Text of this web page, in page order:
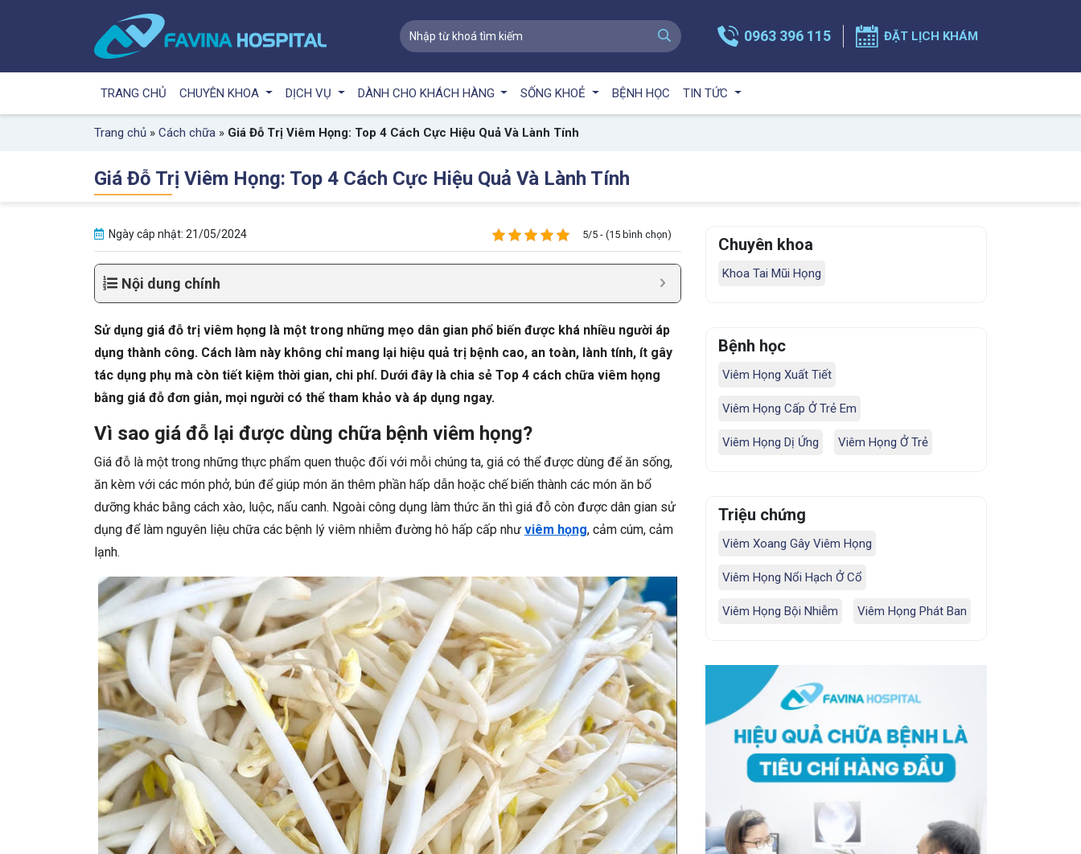
0963 396 115 ĐẶT LỊCH KHÁM
TRANG CHỦ CHUYÊN KHOA DỊCH VỤ DÀNH CHO KHÁCH HÀNG SỐNG KHOẺ BỆNH HỌC TIN TỨC
Trang chủ » Cách chữa » Giá Đỗ Trị Viêm Họng: Top 4 Cách Cực Hiệu Quả Và Lành Tính
Giá Đỗ Trị Viêm Họng: Top 4 Cách Cực Hiệu Quả Và Lành Tính
Ngày câp nhật: 21/05/2024 5/5 - (15 bình chọn)
Nội dung chính
Sử dụng giá đỗ trị viêm họng là một trong những mẹo dân gian phổ biến được khá nhiều người áp
dụng thành công. Cách làm này không chỉ mang lại hiệu quả trị bệnh cao, an toàn, lành tính, ít gây
tác dụng phụ mà còn tiết kiệm thời gian, chi phí. Dưới đây là chia sẻ Top 4 cách chữa viêm họng
bằng giá đỗ đơn giản, mọi người có thể tham khảo và áp dụng ngay.
Vì sao giá đỗ lại được dùng chữa bệnh viêm họng?
Giá đỗ là một trong những thực phẩm quen thuộc đối với mỗi chúng ta, giá có thể được dùng để ăn sống,
ăn kèm với các món phở, bún để giúp món ăn thêm phần hấp dẫn hoặc chế biến thành các món ăn bổ
dưỡng khác bằng cách xào, luộc, nấu canh. Ngoài công dụng làm thức ăn thì giá đỗ còn được dân gian sử
dụng để làm nguyên liệu chữa các bệnh lý viêm nhiễm đường hô hấp cấp như viêm họng, cảm cúm, cảm
lạnh.
Chuyên khoa
Khoa Tai Mũi Họng
Bệnh học
Viêm Họng Xuất Tiết
Viêm Họng Cấp Ở Trẻ Em
Viêm Họng Dị Ứng Viêm Họng Ở Trẻ
Triệu chứng
Viêm Xoang Gây Viêm Họng
Viêm Họng Nổi Hạch Ở Cổ
Viêm Họng Bội Nhiễm Viêm Họng Phát Ban